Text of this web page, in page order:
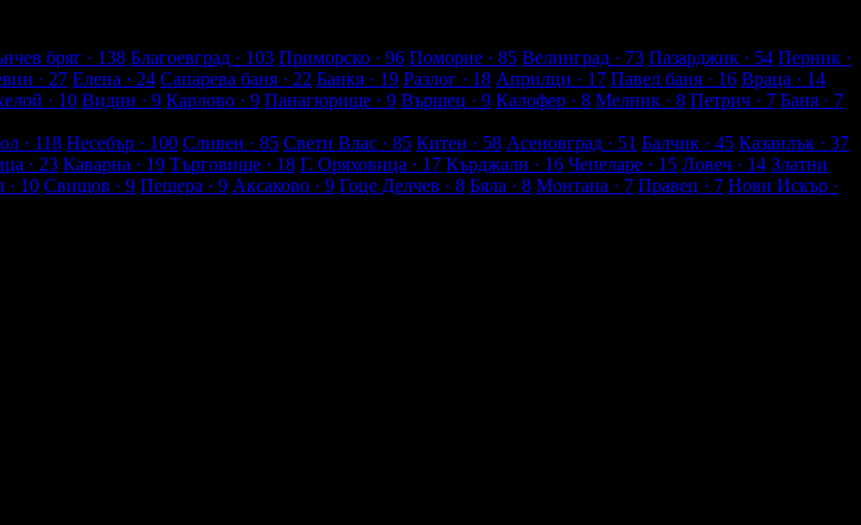
бряг · 138 Благоевград · 103 Приморско · 96 Поморие · 85 Велинград · 73 Пазарджик · 54 Перник ·
· 27 Елена · 24 Сапарева баня · 22 Банкя · 19 Разлог · 18 Априлци · 17 Павел баня · 16 Враца · 14
· 10 Видин · 9 Карлово · 9 Панагюрище · 9 Вършец · 9 Калофер · 8 Мелник · 8 Петрич · 7 Баня · 7
· 118 Несебър · 100 Сливен · 85 Свети Влас · 85 Китен · 58 Асеновград · 51 Балчик · 45 Казанлък · 37
· 23 Каварна · 19 Търговище · 18 Г. Оряховица · 17 Кърджали · 16 Чепеларе · 15 Ловеч · 14 Златни
· 10 Свищов · 9 Пещера · 9 Аксаково · 9 Гоце Делчев · 8 Бяла · 8 Монтана · 7 Правец · 7 Нови Искър ·